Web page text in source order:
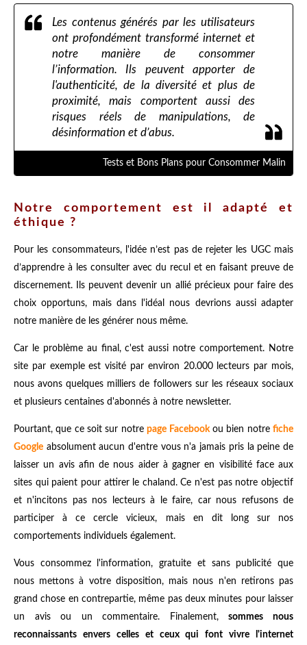
Les contenus générés par les utilisateurs
ont profondément transformé internet et
notre manière de consommer
l’information. Ils peuvent apporter de
l'authenticité, de la diversité et plus de
proximité, mais comportent aussi des
risques réels de manipulations, de
désinformation et d’abus.
Tests et Bons Plans pour Consommer Malin
Notre comportement est il adapté et
éthique ?
Pour les consommateurs, l'idée n’est pas de rejeter les UGC mais
d’apprendre à les consulter avec du recul et en faisant preuve de
discernement. Ils peuvent devenir un allié précieux pour faire des
choix opportuns, mais dans l'idéal nous devrions aussi adapter
notre manière de les générer nous même.
Car le problème au final, c'est aussi notre comportement. Notre
site par exemple est visité par environ 20.000 lecteurs par mois,
nous avons quelques milliers de followers sur les réseaux sociaux
et plusieurs centaines d'abonnés à notre newsletter.
Pourtant, que ce soit sur notrepage Facebookou bien notrefiche
Google absolument aucun d'entre vous n'a jamais pris la peine de
laisser un avis afin de nous aider à gagner en visibilité face aux
sites qui paient pour attirer le chaland. Ce n'est pas notre objectif
et n'incitons pas nos lecteurs à le faire, car nous refusons de
participer à ce cercle vicieux, mais en dit long sur nos
comportements individuels également.
Vous consommez l'information, gratuite et sans publicité que
nous mettons à votre disposition, mais nous n'en retirons pas
grand chose en contrepartie, même pas deux minutes pour laisser
un avis ou un commentaire. Finalement,sommes nous
reconnaissants envers celles et ceux qui font vivre l'internet